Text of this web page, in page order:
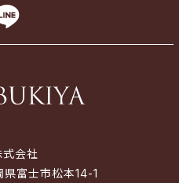
式会社
富士市松本14-1